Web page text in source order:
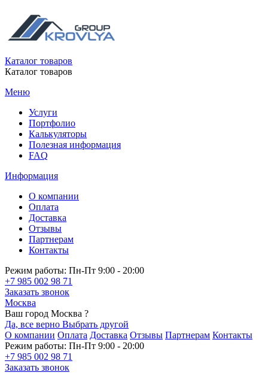
Каталог товаров
Каталог товаров
Меню
Услуги
Портфолио
Калькуляторы
Полезная информация
FAQ
Информация
О компании
Оплата
Доставка
Отзывы
Партнерам
Контакты
Режим работы: Пн-Пт 9:00 - 20:00
+7 985 002 98 71
Заказать звонок
Москва
Ваш город Москва ?
Да, все верно Выбрать другой
О компании Оплата Доставка Отзывы Партнерам Контакты
Режим работы: Пн-Пт 9:00 - 20:00
+7 985 002 98 71
Заказать звонок